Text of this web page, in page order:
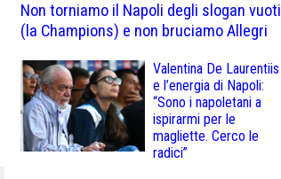
Non torniamo il Napoli degli slogan vuoti
(la Champions) e non bruciamo Allegri
Valentina De Laurentiis
e l’energia di Napoli:
“Sono i napoletani a
ispirarmi per le
magliette. Cerco le
radici”